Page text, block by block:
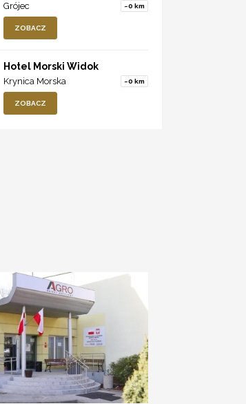
Grójec ~0 km
ZOBACZ
Hotel Morski Widok
Krynica Morska ~0 km
ZOBACZ